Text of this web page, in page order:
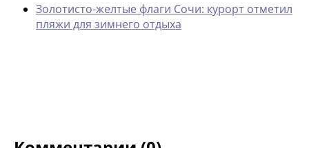
Золотисто-желтые флаги Сочи: курорт отметил
пляжи для зимнего отдыха